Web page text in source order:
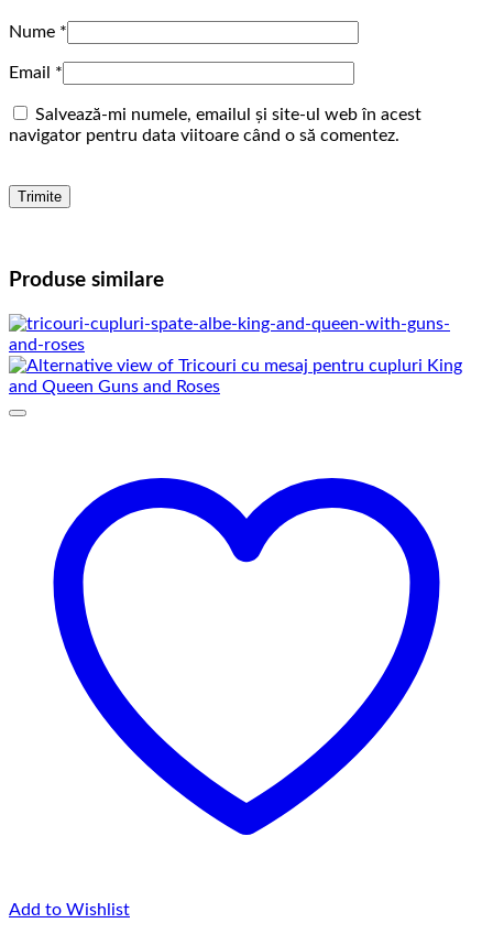
Nume *
Email *
Salvează-mi numele, emailul și site-ul web în acest
navigator pentru data viitoare când o să comentez.
Produse similare
Add to Wishlist